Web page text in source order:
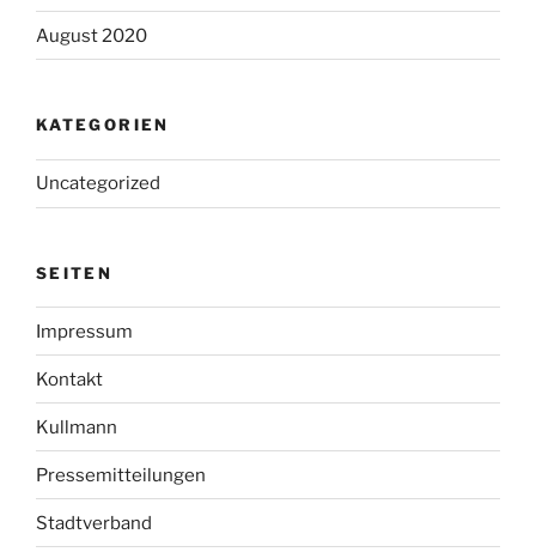
August 2020
KATEGORIEN
Uncategorized
SEITEN
Impressum
Kontakt
Kullmann
Pressemitteilungen
Stadtverband